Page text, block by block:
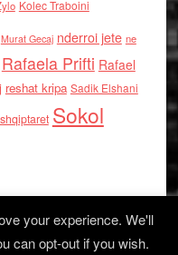
Kolec Traboini
Murat Gecaj nderroi jete ne
Rafaela Prifti Rafael
reshat kripa Sadik Elshani
shqiptaret Sokol
your experience. We'll
can opt-out if you wish.